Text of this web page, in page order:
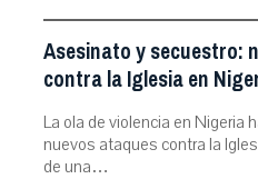
Asesinato y secuestro:
contra la Iglesia en
La ola de violencia en Nigeria
nuevos ataques contra la
de una…